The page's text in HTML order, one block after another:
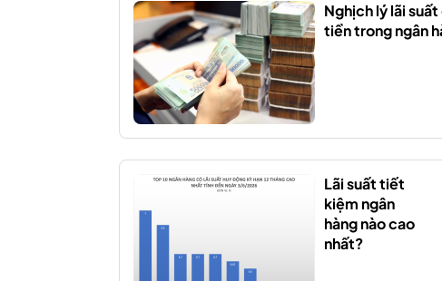
Nghịch lý lãi
tiền trong ngân
Lãi suất tiết
kiệm ngân
hàng nào cao
nhất?